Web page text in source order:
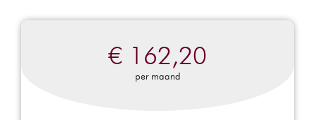
€ 162,20
per maand